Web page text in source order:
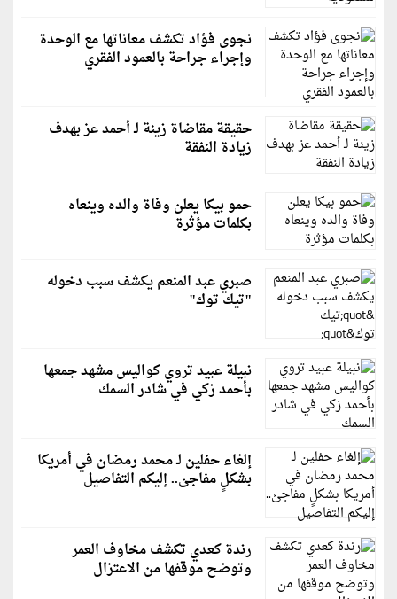
نجوى فؤاد تكشف معاناتها مع الوحدة
وإجراء جراحة بالعمود الفقري
حقيقة مقاضاة زينة لـ أحمد عز بهدف
زيادة النفقة
حمو بيكا يعلن وفاة والده وينعاه
بكلمات مؤثرة
صبري عبد المنعم يكشف سبب دخوله
"تيك توك"
نبيلة عبيد تروي كواليس مشهد جمعها
بأحمد زكي في شادر السمك
إلغاء حفلين لـ محمد رمضان في أمريكا
بشكلٍ مفاجئ.. إليكم التفاصيل
رندة كعدي تكشف مخاوف العمر
وتوضح موقفها من الاعتزال